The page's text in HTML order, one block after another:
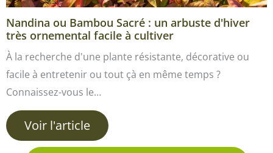
Nandina ou Bambou Sacré : un arbuste d'hiver
très ornemental facile à cultiver
À la recherche d'une plante résistante, décorative ou
facile à entretenir ou tout çà en même temps ?
Connaissez-vous le…
Voir l'article